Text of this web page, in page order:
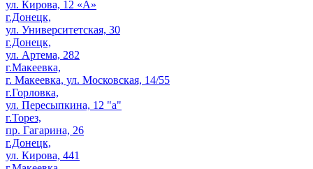
ул. Кирова, 12 «А»
г.Донецк,
ул. Университетская, 30
г.Донецк,
ул. Артема, 282
г.Макеевка,
г. Макеевка, ул. Московская, 14/55
г.Горловка,
ул. Пересыпкина, 12 "а"
г.Торез,
пр. Гагарина, 26
г.Донецк,
ул. Кирова, 441